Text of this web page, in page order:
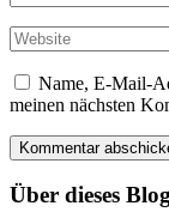
Name, E-Mail-
meinen nächsten
Über dieses